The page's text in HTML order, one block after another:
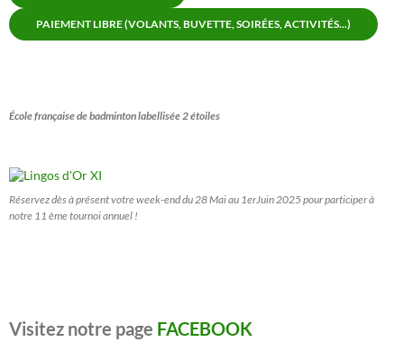
PAIEMENT LIBRE (VOLANTS, BUVETTE, SOIRÉES, ACTIVITÉS...)
École française de badminton labellisée 2 étoiles
Réservez dès à présent votre week-end du 28 Mai au 1erJuin 2025 pour participer à
notre 11 ème tournoi annuel !
Visitez notre page FACEBOOK